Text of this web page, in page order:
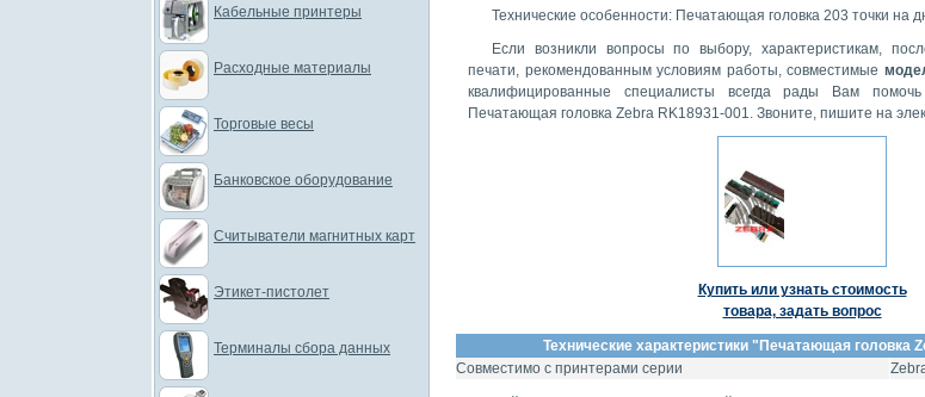
Технические особенности: Печатающая головка 203 точки на
Если возникли вопросы по выбору, характеристикам,
печати, рекомендованным условиям работы, совместимые
квалифицированные специалисты всегда рады Вам
Печатающая головка Zebra RK18931-001. Звоните, пишите на
Купить или узнать стоимость
товара, задать вопрос
Технические характеристики " Печатающая головка
Совместимо с принтерами серии
Кабельные принтеры
Расходные материалы
Торговые весы
Банковское оборудование
Считыватели магнитных карт
Этикет-пистолет
Терминалы сбора данных